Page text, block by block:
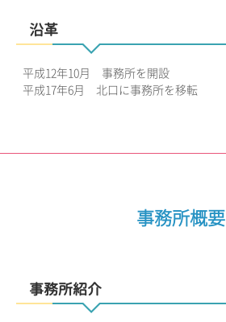
沿革
平成12年10月 事務所を開設
平成17年6月 北口に事務所を移転
事務所概要
事務所紹介